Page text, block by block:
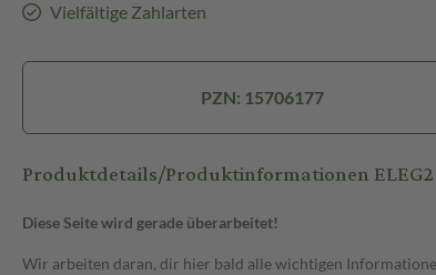
Vielfältige Zahlarten
PZN: 15706177
Produktdetails/Produktinformationen ELEG2
Diese Seite wird gerade überarbeitet!
Wir arbeiten daran, dir hier bald alle wichtigen